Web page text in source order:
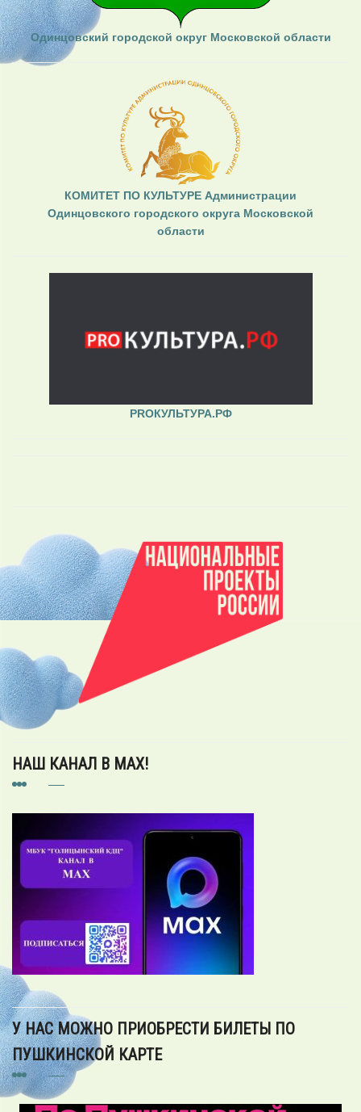
Одинцовский городской округ Московской области
КОМИТЕТ ПО КУЛЬТУРЕ Администрации
Одинцовского городского округа Московской
области
PROКУЛЬТУРА.РФ
НАШ КАНАЛ В MAX!
У НАС МОЖНО ПРИОБРЕСТИ БИЛЕТЫ ПО
ПУШКИНСКОЙ КАРТЕ